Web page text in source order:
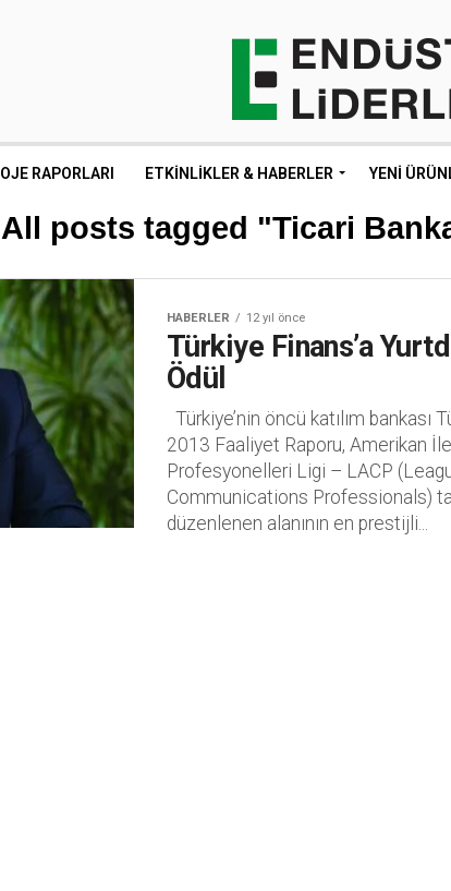
RAPORLARI ETKINLIKLER & HABERLER YENI
All posts tagged "Ticari
HABERLER 12 yıl önce
Türkiye Finans’a
Ödül
Türkiye’nin öncü katılım bankası
2013 Faaliyet Raporu, Amerikan
Profesyonelleri Ligi – LACP
Communications Professionals)
düzenlenen alanının en prestijli...